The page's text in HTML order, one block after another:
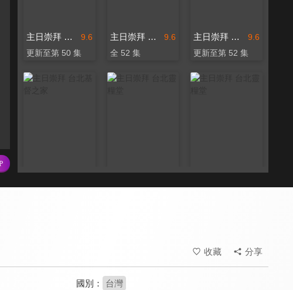
9.6
主日崇拜 台北靈糧堂
更新至第 50 集
9.6
主日崇拜 台北基督之家
全 52 集
9.6
主日崇拜 台北基督之家
更新至第 52 集
收藏 分享
國別： 台灣